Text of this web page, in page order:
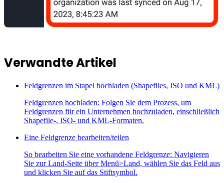
Verwandte Artikel
Feldgrenzen im Stapel hochladen (Shapefiles, ISO und KML)
Feldgrenzen hochladen: Folgen Sie dem Prozess, um
Feldgrenzen für ein Unternehmen hochzuladen, einschließlich
Shapefile-, ISO- und KML-Formaten.
Eine Feldgrenze bearbeiten/teilen
So bearbeiten Sie eine vorhandene Feldgrenze: Navigieren
Sie zur Land-Seite über Menü>Land, wählen Sie das Feld aus
und klicken Sie auf das Stiftsymbol.